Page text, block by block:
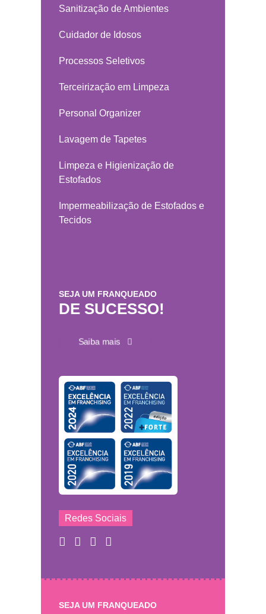
Sanitização de Ambientes
Cuidador de Idosos
Processos Seletivos
Terceirização em Limpeza
Personal Organizer
Lavagem de Tapetes
Limpeza e Higienização de
Estofados
Impermeabilização de Estofados e
Tecidos
SEJA UM FRANQUEADO
DE SUCESSO!
Saiba mais
Redes Sociais
SEJA UM FRANQUEADO